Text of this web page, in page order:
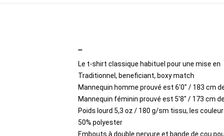
""
Le t-shirt classique habituel pour une mise en
Traditionnel, beneficiant, boxy match
Mannequin homme prouvé est 6'0" / 183 cm
Mannequin féminin prouvé est 5'8" / 173 cm
Poids lourd 5,3 oz / 180 g/sm tissu, les
50% polyester
Embouts à double nervure et bande de cou